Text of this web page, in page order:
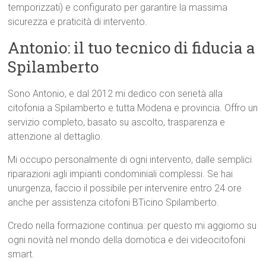
temporizzati) e configurato per garantire la massima
sicurezza e praticità di intervento.
Antonio: il tuo tecnico di fiducia a
Spilamberto
Sono Antonio, e dal 2012 mi dedico con serietà alla
citofonia a Spilamberto e tutta Modena e provincia. Offro un
servizio completo, basato su ascolto, trasparenza e
attenzione al dettaglio.
Mi occupo personalmente di ogni intervento, dalle semplici
riparazioni agli impianti condominiali complessi. Se hai
unurgenza, faccio il possibile per intervenire entro 24 ore
anche per assistenza citofoni BTicino Spilamberto.
Credo nella formazione continua: per questo mi aggiorno su
ogni novità nel mondo della domotica e dei videocitofoni
smart.